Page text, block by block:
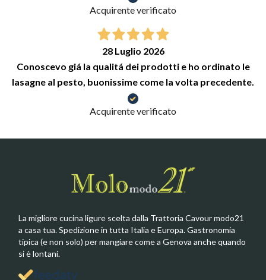
Acquirente verificato
28 Luglio 2026
Conoscevo giá la qualitá dei prodotti e ho ordinato le
lasagne al pesto, buonissime come la volta precedente.
Acquirente verificato
La migliore cucina ligure scelta dalla Trattoria Cavour modo21
a casa tua. Spedizione in tutta Italia e Europa. Gastronomia
tipica (e non solo) per mangiare come a Genova anche quando
si è lontani.